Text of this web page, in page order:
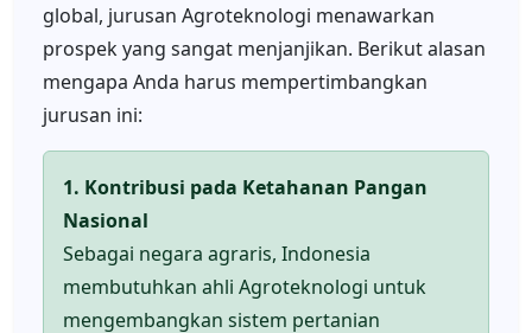
global, jurusan Agroteknologi menawarkan
prospek yang sangat menjanjikan. Berikut alasan
mengapa Anda harus mempertimbangkan
jurusan ini:
1. Kontribusi pada Ketahanan Pangan
Nasional
Sebagai negara agraris, Indonesia
membutuhkan ahli Agroteknologi untuk
mengembangkan sistem pertanian